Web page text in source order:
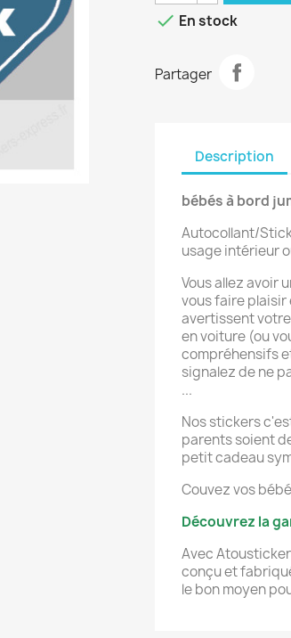
 En stock
Partager
Description
bébés à bord
Autocollant/
usage intérieur
Vous allez avoir
vous faire
avertissent
en voiture (ou
compréhensifs
signalez de ne
...
Nos stickers
parents soient
petit cadeau
Couvez vos
Découvrez la
Avec
conçu et
le bon moyen